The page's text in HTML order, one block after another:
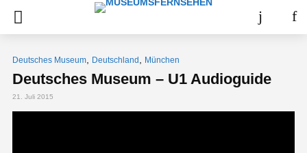
Deutsches Museum Deutschland München
Deutsches Museum – U1 Audioguide
21. Juli 2015